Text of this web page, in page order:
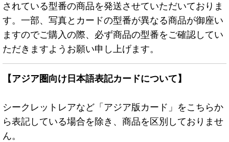
されている型番の商品を発送させていただいておりま
す。一部、写真とカードの型番が異なる商品が御座い
ますのでご購入の際、必ず商品の型番をご確認してい
ただきますようお願い申し上げます。
【アジア圏向け日本語表記カードについて】
シークレットレアなど「アジア版カード」をこちらか
ら表記している場合を除き、商品を区別しておりませ
ん。